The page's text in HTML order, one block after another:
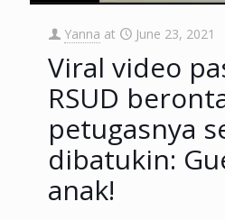
Yanna at June 23, 2021
Viral video
RSUD
petugasnya
dibatukin:
anak!